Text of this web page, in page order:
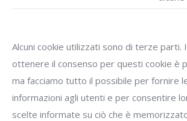
Alcuni cookie utilizzati sono di terze parti.
ottenere il consenso per questi cookie è
ma facciamo tutto il possibile per fornire
informazioni agli utenti e per consentire
scelte informate su ciò che è